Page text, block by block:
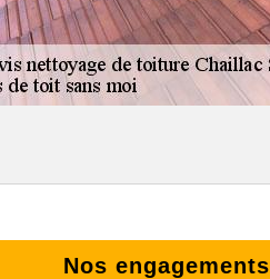
Nos engagements